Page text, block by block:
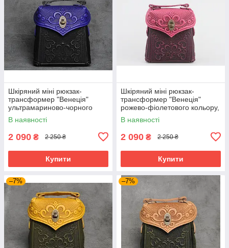
Шкіряний міні рюкзак-
трансформер "Венеція"
ультрамариново-чорного
кольору, 17х19х7 см
В наявності
2 090 ₴ 2 250 ₴
Купити
Шкіряний міні рюкзак-
трансформер "Венеція"
рожево-фіолетового кольору,
17х19х7 см
В наявності
2 090 ₴ 2 250 ₴
Купити
–7% –7%